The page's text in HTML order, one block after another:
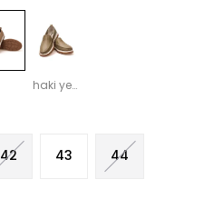
haki yeşil
42 43 44